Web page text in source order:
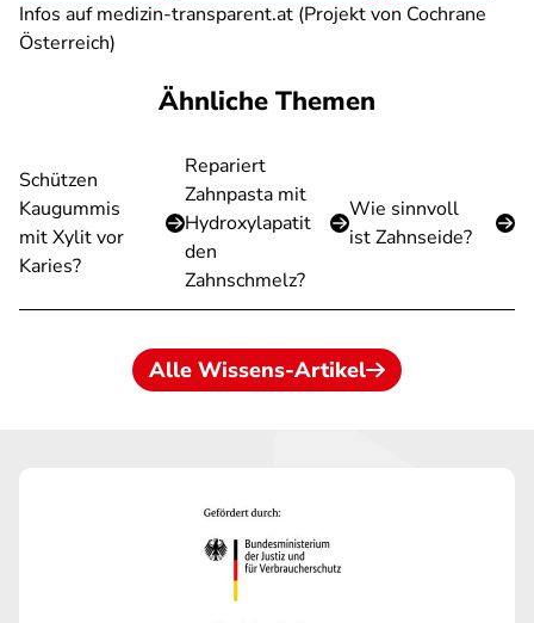
Infos auf medizin-transparent.at (Projekt von Cochrane
Österreich)
Ähnliche Themen
Schützen
Kaugummis
mit Xylit vor
Karies?
Repariert
Zahnpasta mit
Hydroxylapatit
den
Zahnschmelz?
Wie sinnvoll
ist Zahnseide?
Alle Wissens-Artikel